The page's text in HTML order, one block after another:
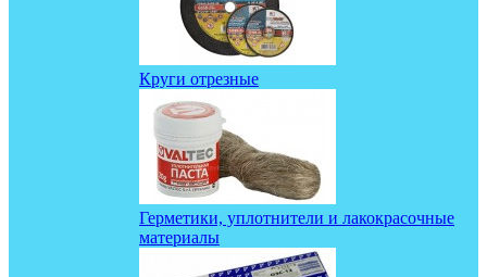
Круги отрезные
Герметики, уплотнители и лакокрасочные
материалы